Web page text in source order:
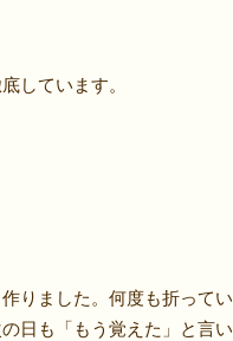
しています。
りました。何度も折ってい
日も「もう覚えた」と言い